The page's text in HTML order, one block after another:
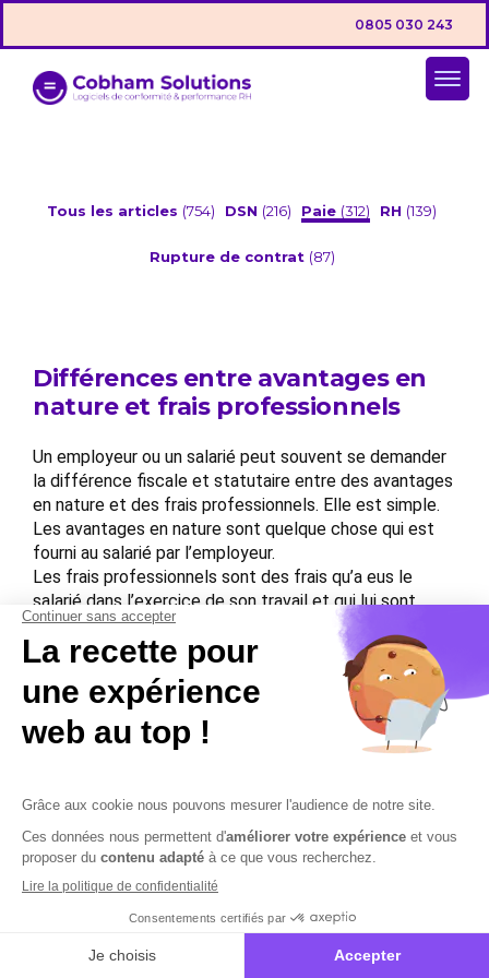
0805 030 243
Tous les articles (754) DSN (216) Paie (312) RH (139)
Rupture de contrat (87)
Différences entre avantages en
nature et frais professionnels
Un employeur ou un salarié peut souvent se demander
la différence fiscale et statutaire entre des avantages
en nature et des frais professionnels. Elle est simple.
Les avantages en nature sont quelque chose qui est
fourni au salarié par l’employeur.
Les frais professionnels sont des frais qu’a eus le
salarié dans l’exercice de son travail et qui lui sont
remboursés par son employeur.
Il en résulte que les frais professionnels ne sont ni de
la rémunération ni soumis aux charges sociales, à
l’interface des avantages en nature.
Sécurisation des données
Conditions Générales de Vente et d’Utilisation
Copyright © 2026 Cobham Solutions | Logiciel de conformité et
performance en PAIE, DSN et RH – Tous droits réservés